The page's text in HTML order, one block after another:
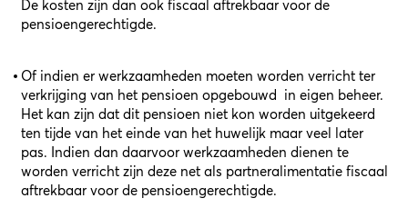
De kosten zijn dan ook fiscaal aftrekbaar voor de
pensioengerechtigde.
Of indien er werkzaamheden moeten worden verricht ter
verkrijging van het pensioen opgebouwd in eigen beheer.
Het kan zijn dat dit pensioen niet kon worden uitgekeerd
ten tijde van het einde van het huwelijk maar veel later
pas. Indien dan daarvoor werkzaamheden dienen te
worden verricht zijn deze net als partneralimentatie fiscaal
aftrekbaar voor de pensioengerechtigde.